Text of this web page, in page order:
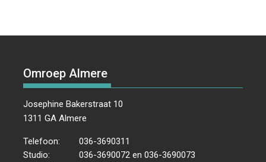
Omroep Almere
Josephine Bakerstraat 10
1311 GA Almere
Telefoon:
036-3690311
Studio:
036-3690072 en 036-3690073